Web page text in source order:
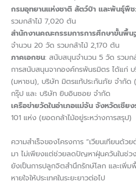
กรมอุทยานแห่งชาติ สัตว์ป่า และพันธุ์พืช:
รวมกล้าไม้ 7,020 ต้น
สำนักงานคณะกรรมการการศึกษาขั้นพื้น
จำนวน 20 วัด รวมกล้าไม้ 2,170 ต้น
ภาคเอกชน: สนับสนุนจำนวน 5 วัด รวมก
การสนับสนุนจากองค์กรพันธมิตร ได้แก่
(มหาชน), บริษัท มิตรแท้ประกันภัย จำกัด
กรุ๊ป และ บริษัท ยิบอินซอย จำกัด
เครือข่ายวัดในอำเภอแม่จัน จังหวัดเชีย
101 แห่ง (ยอดกล้าไม้อยู่ระหว่างการสรุป)
ความสำเร็จของโครงการ “เวียนเทียนด้ว
มา ไม่เพียงแต่ช่วยลดปัญหาฝุ่นควันในช่
ยังเป็นการปลูกจิตสำนึกรักษ์โลก และเพิ่
หายใจให้ประเทศในระยะยาวต่อไป